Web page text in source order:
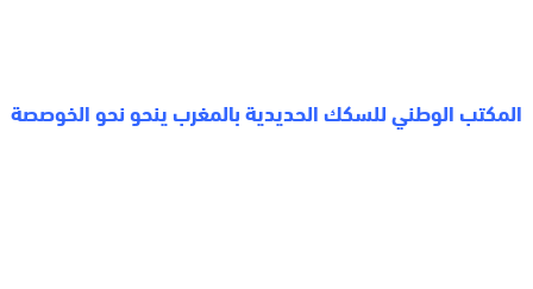
المكتب الوطني للسكك الحديدية بالمغرب ينحو نحو الخوصصة